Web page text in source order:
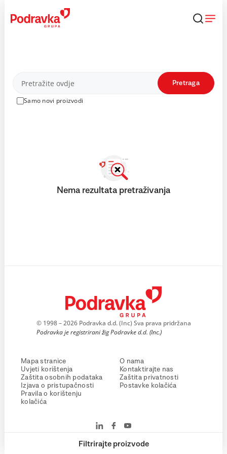
content
Proizvodi
Samo novi proizvodi
Pretraga
Filtrirajte proizvode
Nema rezultata pretraživanja
© 1998 – 2026 Podravka d.d. (Inc) Sva prava pridržana
Podravka je registrirani žig Podravke d.d. (Inc.)
Mapa stranice
Uvjeti korištenja
Zaštita osobnih podataka
Izjava o pristupačnosti
Pravila o korištenju
kolačića
O nama
Kontaktirajte nas
Zaštita privatnosti
Postavke kolačića